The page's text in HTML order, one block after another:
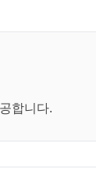
합니다.